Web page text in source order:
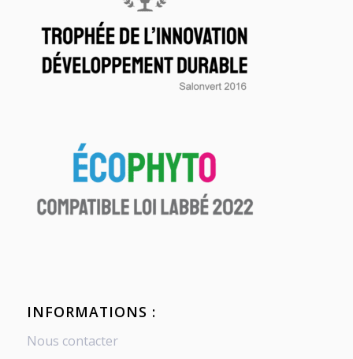
INFORMATIONS :
Nous contacter